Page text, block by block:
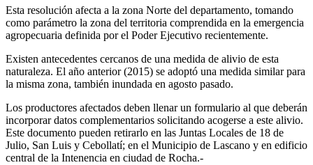
Esta resolución afecta a la zona Norte del departamento, tomando
como parámetro la zona del territoria comprendida en la emergencia
agropecuaria definida por el Poder Ejecutivo recientemente.
Existen antecedentes cercanos de una medida de alivio de esta
naturaleza. El año anterior (2015) se adoptó una medida similar para
la misma zona, también inundada en agosto pasado.
Los productores afectados deben llenar un formulario al que deberán
incorporar datos complementarios solicitando acogerse a este alivio.
Este documento pueden retirarlo en las Juntas Locales de 18 de
Julio, San Luis y Cebollatí; en el Municipio de Lascano y en edificio
central de la Intenencia en ciudad de Rocha.-